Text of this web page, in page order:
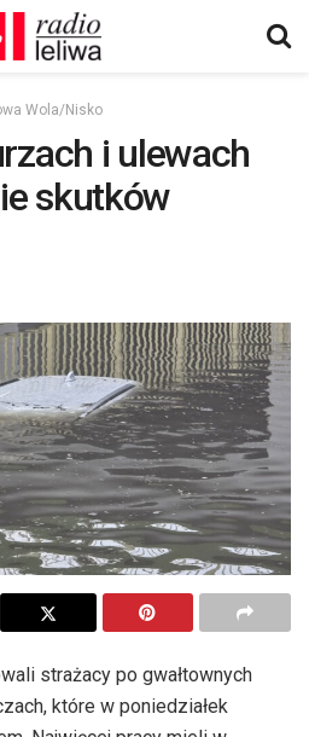
Wola/Nisko
i ulewach
skutków
strażacy po gwałtownych
które w poniedziałek